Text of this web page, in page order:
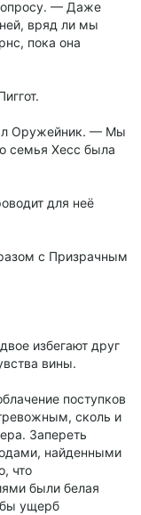
— Даже
вряд ли мы
пока она
Оружейник. — Мы
семья Хесс была
для неё
с Призрачным
избегают друг
вины.
поступков
сколь и
Запереть
найденными
что
были белая
бы ущерб